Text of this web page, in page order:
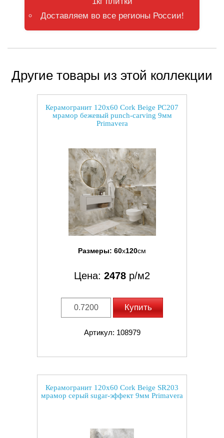
Доставляем во все регионы России!
Другие товары из этой коллекции
Керамогранит 120x60 Cork Beige PC207
мрамор бежевый punch-carving 9мм
Primavera
Размеры: 60x120см
Цена: 2478 р/м2
Купить
Артикул: 108979
Керамогранит 120x60 Cork Beige SR203
мрамор серый sugar-эффект 9мм Primavera